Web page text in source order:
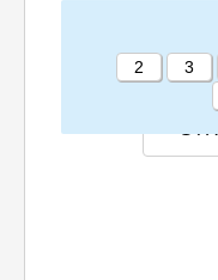
2
3